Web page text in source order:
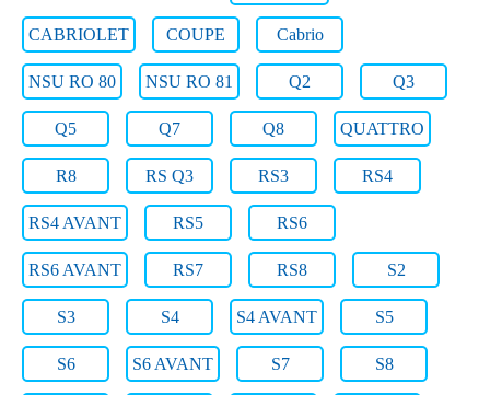
CABRIOLET COUPE Cabrio
NSU RO 80 NSU RO 81 Q2 Q3
Q5 Q7 Q8 QUATTRO
R8 RS Q3 RS3 RS4
RS4 AVANT RS5 RS6
RS6 AVANT RS7 RS8 S2
S3 S4 S4 AVANT S5
S6 S6 AVANT S7 S8